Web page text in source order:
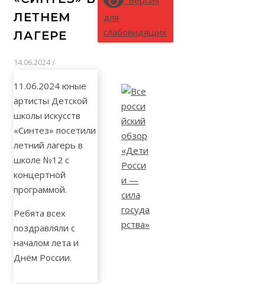
ЛЕТНЕМ
ЛАГЕРЕ
14.06.2024/
11.06.2024 юные
артисты Детской
школы искусств
«Синтез» посетили
летний лагерь в
школе №12 с
концертной
программой.
Ребята всех
поздравляли с
началом лета и
Днём России.
для
слабовидящих